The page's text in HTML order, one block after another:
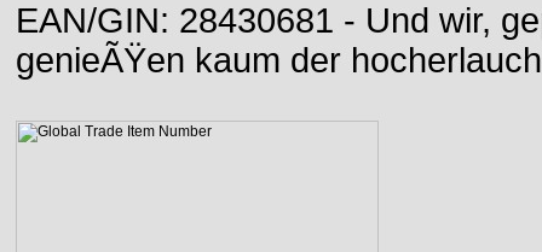
EAN/GIN: 28430681 - Und wir,
genieÃŸen kaum der